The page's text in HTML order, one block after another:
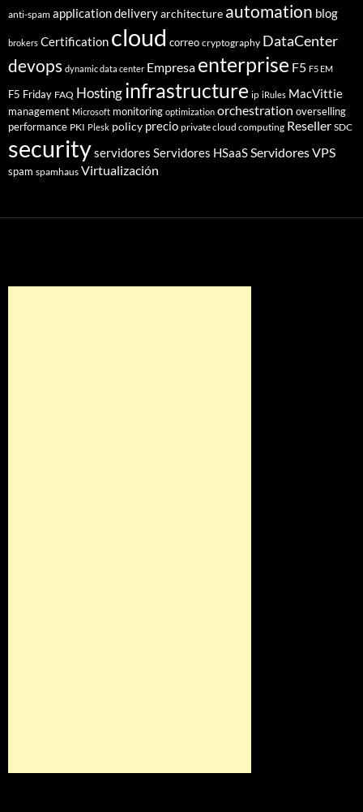
anti-spam application deliveryarchitecture automation blog
brokers Certification cloud correo cryptography DataCenter
devops dynamic data center Empresa enterprise F5 F5 EM
F5 Friday FAQ Hostinginfrastructure ip iRules MacVittie
management Microsoft monitoring optimization orchestration overselling
performance PKI Plesk policy precio private cloud computing Reseller SDC
securityservidores Servidores HSaaSServidores VPS
spam spamhaus Virtualización